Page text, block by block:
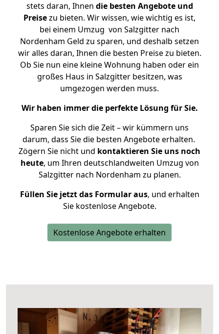
stets daran, Ihnen die besten Angebote und
Preisezu bieten. Wir wissen, wie wichtig es ist,
bei einem Umzug von Salzgitter nach
Nordenham Geld zu sparen, und deshalb setzen
wir alles daran, Ihnen die besten Preise zu bieten.
Ob Sie nun eine kleine Wohnung haben oder ein
großes Haus in Salzgitter besitzen, was
umgezogen werden muss.
Wir haben immer die perfekte Lösung für Sie.
Sparen Sie sich die Zeit – wir kümmern uns
darum, dass Sie die besten Angebote erhalten.
Zögern Sie nicht und kontaktieren Sie uns noch
heute, um Ihren deutschlandweiten Umzug von
Salzgitter nach Nordenham zu planen.
Füllen Sie jetzt das Formular aus, und erhalten
Sie kostenlose Angebote.
Kostenlose Angebote erhalten